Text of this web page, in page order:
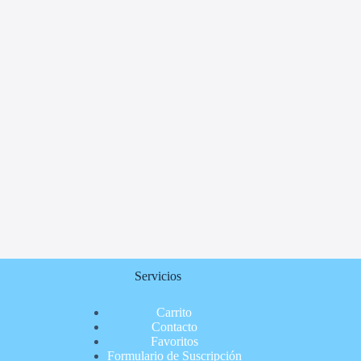
Servicios
Carrito
Contacto
Favoritos
Formulario de Suscripción